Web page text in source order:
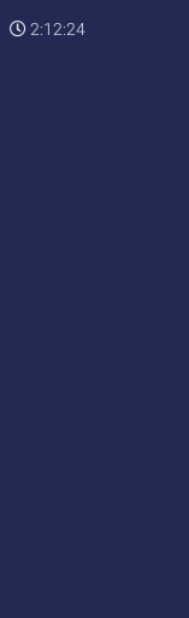
2:12:24